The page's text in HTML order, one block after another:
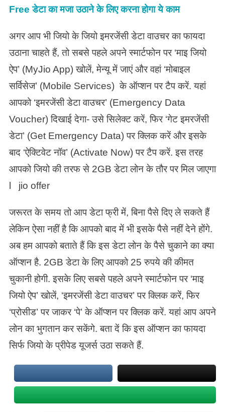
Free डेटा का मजा उठाने के लिए करना होगा ये काम
अगर आप भी जियो के जियो इमरजेंसी डेटा वाउचर का फायदा
उठाना चाहते हैं, तो सबसे पहले अपने स्मार्टफोन पर ‘माइ जियो
ऐप’ (MyJio App) खोलें, मेन्यू में जाएं और वहां ‘मोबाइल
सर्विसेज’ (Mobile Services) के ऑप्शन पर टैप करें. यहां
आपको ‘इमरजेंसी डेटा वाउचर’ (Emergency Data
Voucher) दिखाई देगा- उसे सिलेक्ट करें, फिर ‘गेट इमरजेंसी
डेटा’ (Get Emergency Data) पर क्लिक करें और इसके
बाद ‘ऐक्टिवेट नॉव’ (Activate Now) पर टैप करें. इस तरह
आपको जियो की तरफ से 2GB डेटा लोन के तौर पर मिल जाएगा
l jio offer
जरूरत के समय तो आप डेटा फ्री में, बिना पैसे दिए ले सकते हैं
लेकिन ऐसा नहीं है कि आपको बाद में भी इसके पैसे नहीं देने होंगे.
अब हम आपको बताते हैं कि इस डेटा लोन के पैसे चुकाने का क्या
ऑप्शन है. 2GB डेटा के लिए आपको 25 रुपये की कीमत
चुकानी होगी. इसके लिए सबसे पहले अपने स्मार्टफोन पर ‘माइ
जियो ऐप’ खोलें, ‘इमरजेंसी डेटा वाउचर’ पर क्लिक करें, फिर
‘प्रोसीड’ पर जाकर ‘पे’ के ऑप्शन पर क्लिक करें. यहां आप अपने
लोन का भुगतान कर सकेंगे. बता दें कि इस ऑप्शन का फायदा
सिर्फ जियो के प्रीपेड यूजर्स उठा सकते हैं.